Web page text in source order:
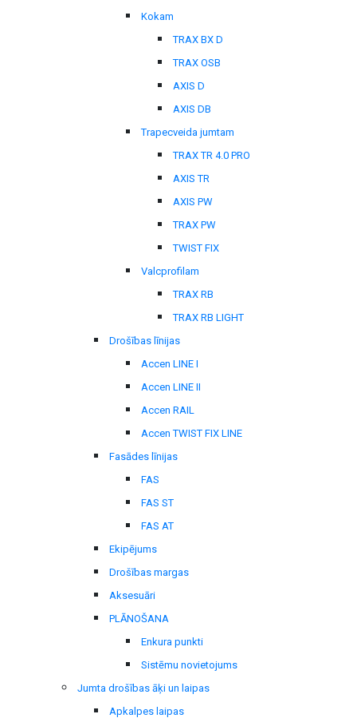
Kokam
TRAX BX D
TRAX OSB
AXIS D
AXIS DB
Trapecveida jumtam
TRAX TR 4.0 PRO
AXIS TR
AXIS PW
TRAX PW
TWIST FIX
Valcprofilam
TRAX RB
TRAX RB LIGHT
Drošības līnijas
Accen LINE I
Accen LINE II
Accen RAIL
Accen TWIST FIX LINE
Fasādes līnijas
FAS
FAS ST
FAS AT
Ekipējums
Drošības margas
Aksesuāri
PLĀNOŠANA
Enkura punkti
Sistēmu novietojums
Jumta drošības āķi un laipas
Apkalpes laipas